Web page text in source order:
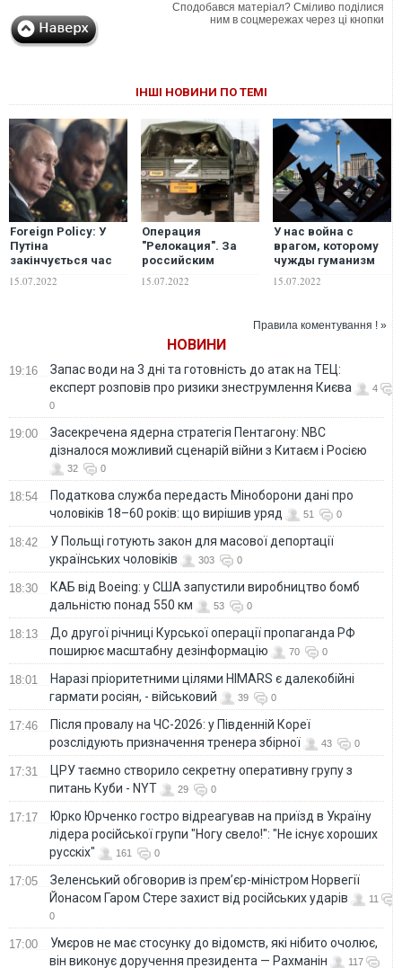
Сподобався матеріал? Сміливо поділися
ним в соцмережах через ці кнопки
ІНШІ НОВИНИ ПО ТЕМІ
Foreign Policy: У
Путіна
закінчується час
Україною
15.07.2022
Операция
"Релокация". За
российским
солдаты
15.07.2022
У нас война с
врагом, которому
чужды гуманизм
к чему Киеву нужно
15.07.2022
Правила коментування ! »
НОВИНИ
19:16
Запас води на 3 дні та готовність до атак на ТЕЦ:
експерт розповів про ризики знеструмлення Києва
4
0
19:00
Засекречена ядерна стратегія Пентагону: NBC
дізналося можливий сценарій війни з Китаєм і Росією
32 0
18:54
Податкова служба передасть Міноборони дані про
чоловіків 18–60 років: що вирішив уряд
51 0
18:42
У Польщі готують закон для масової депортації
українських чоловіків
303 0
18:30
КАБ від Boeing: у США запустили виробництво бомб
дальністю понад 550 км
53 0
18:13
До другої річниці Курської операції пропаганда РФ
поширює масштабну дезінформацію
70 0
18:01
Наразі пріоритетними цілями HIMARS є далекобійні
гармати росіян, - військовий
39 0
17:46
Після провалу на ЧС-2026: у Південній Кореї
розслідують призначення тренера збірної
43 0
17:31
ЦРУ таємно створило секретну оперативну групу з
питань Куби - NYT
29 0
17:17
Юрко Юрченко гостро відреагував на приїзд в Україну
лідера російської групи "Ногу свело!": "Не існує хороших
русскіх"
161 0
17:05
Зеленський обговорив із прем’єр-міністром Норвегії
Йонасом Гаром Стере захист від російських ударів
11
0
17:00
Умєров не має стосунку до відомств, які нібито очолює,
він виконує доручення президента — Рахманін
117